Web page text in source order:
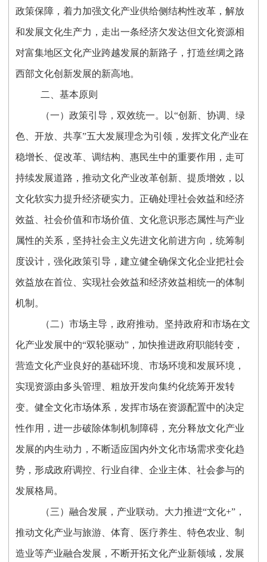
政策保障，着力加强文化产业供给侧结构性改革，解放
和发展文化生产力，走出一条经济欠发达但文化资源相
对富集地区文化产业跨越发展的新路子，打造丝绸之路
西部文化创新发展的新高地。
二、基本原则
（一）政策引导，双效统一。以“创新、协调、绿
色、开放、共享”五大发展理念为引领，发挥文化产业在
稳增长、促改革、调结构、惠民生中的重要作用，走可
持续发展道路，推动文化产业改革创新、提质增效，以
文化软实力提升经济硬实力。正确处理社会效益和经济
效益、社会价值和市场价值、文化意识形态属性与产业
属性的关系，坚持社会主义先进文化前进方向，统筹制
度设计，强化政策引导，建立健全确保文化企业把社会
效益放在首位、实现社会效益和经济效益相统一的体制
机制。
（二）市场主导，政府推动。坚持政府和市场在文
化产业发展中的“双轮驱动”，加快推进政府职能转变，
营造文化产业良好的基础环境、市场环境和发展环境，
实现资源由多头管理、粗放开发向集约化统筹开发转
变。健全文化市场体系，发挥市场在资源配置中的决定
性作用，进一步破除体制机制障碍，充分释放文化产业
发展的内生动力，不断适应国内外文化市场需求变化趋
势，形成政府调控、行业自律、企业主体、社会参与的
发展格局。
（三）融合发展，产业联动。大力推进“文化+”，
推动文化产业与旅游、体育、医疗养生、特色农业、制
造业等产业融合发展，不断开拓文化产业新领域，发展